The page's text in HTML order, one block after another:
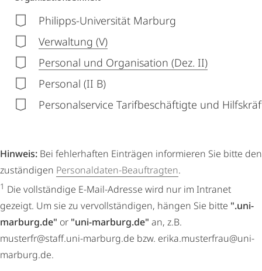
Philipps-Universität Marburg
Verwaltung (V)
Personal und Organisation (Dez. II)
Personal (II B)
Personalservice Tarifbeschäftigte und
Hinweis: Bei fehlerhaften Einträgen informieren Sie bitte den
zuständigen Personaldaten-Beauftragten.
1 Die vollständige E-Mail-Adresse wird nur im Intranet
gezeigt. Um sie zu vervollständigen, hängen Sie bitte ".uni-
marburg.de" or "uni-marburg.de" an, z.B.
musterfr@staff.uni-marburg.de bzw. erika.musterfrau@uni-
marburg.de.